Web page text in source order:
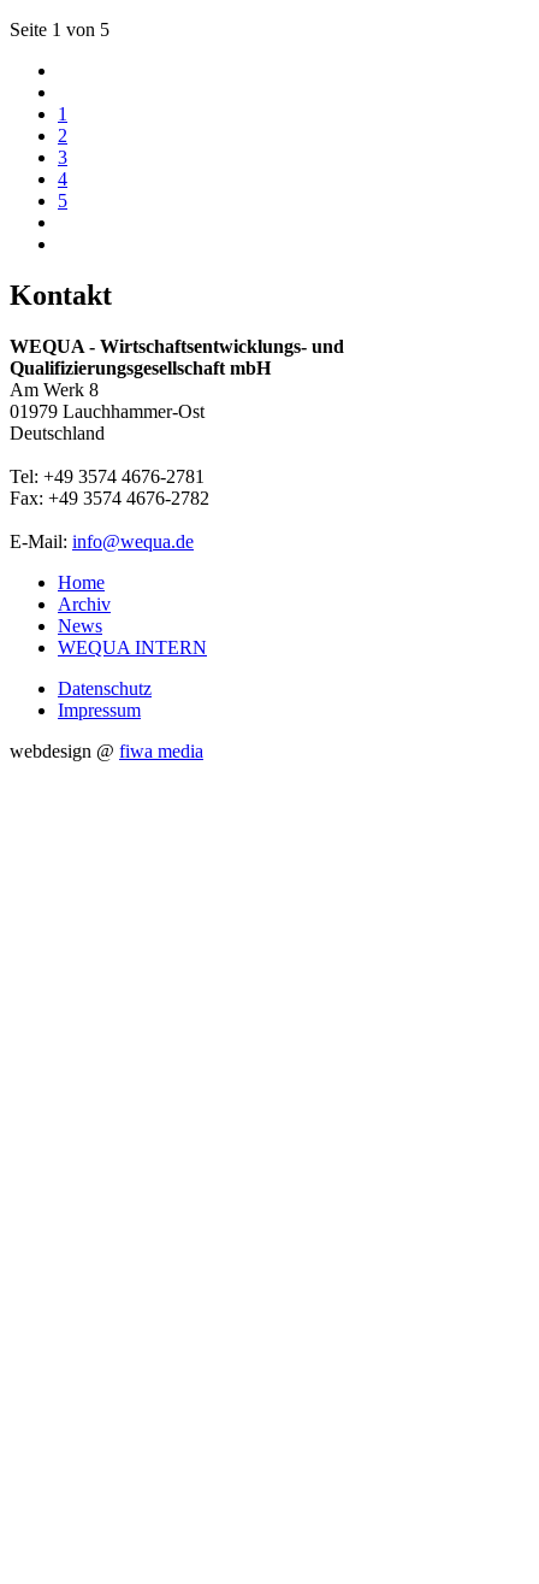
Seite 1 von 5
1
2
3
4
5
Kontakt
WEQUA - Wirtschaftsentwicklungs- und
Qualifizierungsgesellschaft mbH
Am Werk 8
01979 Lauchhammer-Ost
Deutschland
Tel: +49 3574 4676-2781
Fax: +49 3574 4676-2782
E-Mail: info@wequa.de
Home
Archiv
News
WEQUA INTERN
Datenschutz
Impressum
webdesign @ fiwa media